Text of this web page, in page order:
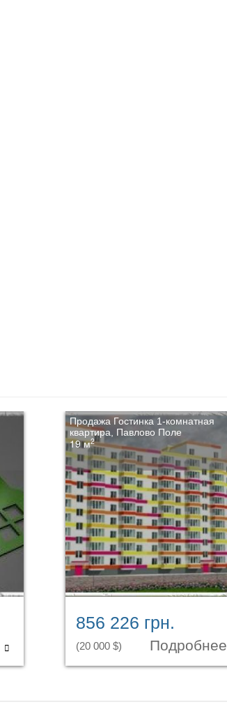
Продажа Гостинка 1-комнатная
квартира, Павлово Поле
19 м2
856 226 грн.
(20 000 $) Подробнее